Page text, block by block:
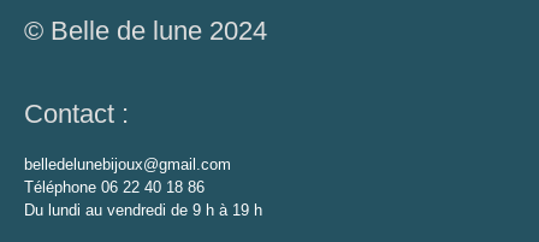
© Belle de lune 2024
Contact :
belledelunebijoux@gmail.com
Téléphone 06 22 40 18 86
Du lundi au vendredi de 9 h à 19 h